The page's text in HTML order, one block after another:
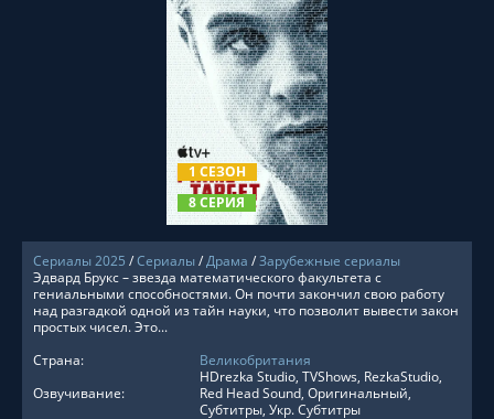
1 СЕЗОН
8 СЕРИЯ
СМОТРЕТЬ ОНЛАЙН
Сериалы 2025 /Сериалы/Драма /Зарубежные сериалы
Эдвард Брукс – звезда математического факультета с
гениальными способностями. Он почти закончил свою работу
над разгадкой одной из тайн науки, что позволит вывести закон
простых чисел. Это...
Страна:
Великобритания
Озвучивание:
HDrezka Studio, TVShows, RezkaStudio,
Red Head Sound, Оригинальный,
Субтитры, Укр. Субтитры